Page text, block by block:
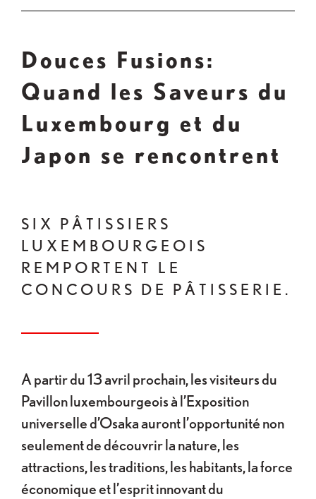
Douces Fusions:
Quand les Saveurs du
Luxembourg et du
Japon se rencontrent
SIX PÂTISSIERS
LUXEMBOURGEOIS
REMPORTENT LE
CONCOURS DE PÂTISSERIE.
A partir du 13 avril prochain, les visiteurs du
Pavillon luxembourgeois à l’Exposition
universelle d’Osaka auront l’opportunité non
seulement de découvrir la nature, les
attractions, les traditions, les habitants, la force
économique et l’esprit innovant du